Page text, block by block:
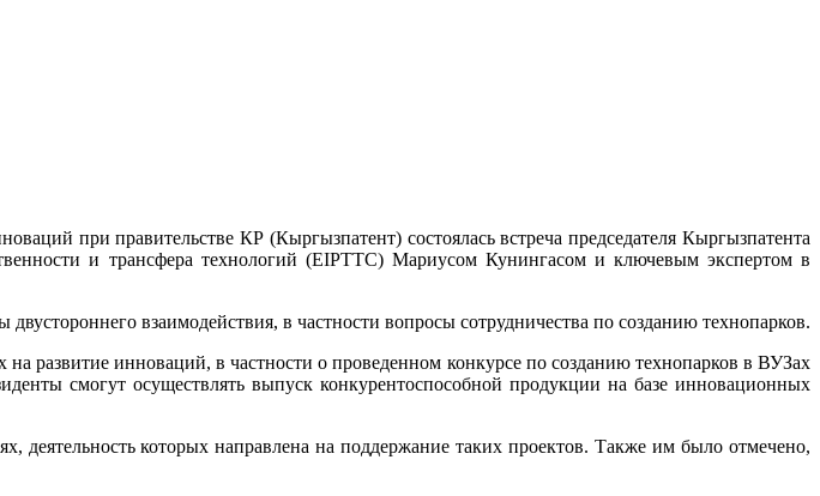
при правительстве КР (Кыргызпатент) состоялась встреча председателя Кыргызпатента
и трансфера технологий (EIPTTC) Мариусом Кунингасом и ключевым экспертом в
взаимодействия, в частности вопросы сотрудничества по созданию технопарков.
развитие инноваций, в частности о проведенном конкурсе по созданию технопарков в ВУЗах
смогут осуществлять выпуск конкурентоспособной продукции на базе инновационных
деятельность которых направлена на поддержание таких проектов. Также им было отмечено,